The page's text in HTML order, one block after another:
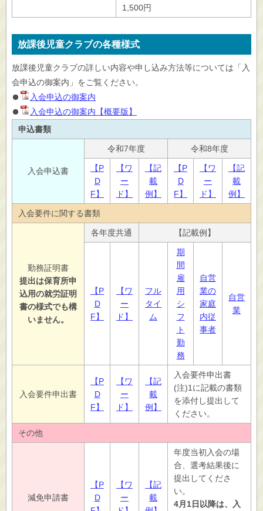
1,500円
放課後児童クラブの各種様式
放課後児童クラブの詳しい内容や申し込み方法等については「入
会申込の御案内」をご覧ください。
入会申込の御案内
入会申込の御案内【概要版】
申込書類
入会申込書
令和7年度 令和8年度
【P
D
F】
【ワ
ー
ド】
【記
載
例】
【P
D
F】
【ワ
ー
ド】
【記
載
例】
入会要件に関する書類
勤務証明書
提出は保育所申
込用の就労証明
書の様式でも構
いません。
各年度共通 【記載例】
【P
D
F】
【ワ
ー
ド】
フル
タイ
ム
期
間
雇
用
シ
フ
ト
勤
務
自営
業の
家庭
内従
事者
自営
業
入会要件申出書
【P
D
F】
【ワ
ー
ド】
【記
載
例】
入会要件申出書
(注)1に記載の書類
を添付し提出して
ください。
その他
減免申請書
【P
D
【ワ
ー
【記
載
年度当初入会の場
合、選考結果後に
提出してくださ
い。
4月1日以降は、入